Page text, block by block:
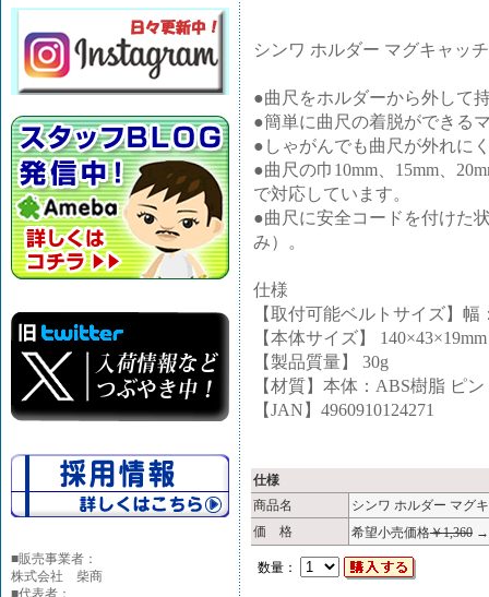
■販売事業者：
株式会社 柴商
■代表者：
シンワ ホルダー マグキャッ
●曲尺をホルダーから外して
●簡単に曲尺の着脱ができる
●しゃがんでも曲尺が外れに
●曲尺の巾10mm、15mm、
で対応しています。
●曲尺に安全コードを付けた
み）。
仕様
【取付可能ベルトサイズ】
【本体サイズ】 140×43×19mm
【製品質量】 30g
【材質】本体：ABS樹脂 ピ
【JAN】4960910124271
仕様
商品名
シンワ ホルダー マグ
価 格
希望小売価格￥1,360
数量：